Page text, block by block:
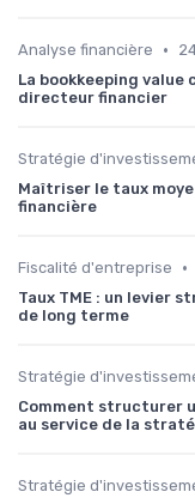
Analyse financière •
La bookkeeping
directeur financier
Stratégie
Maîtriser le taux
financière
Fiscalité d'entreprise •
Taux TME : un levier
de long terme
Stratégie
Comment structurer
au service de la
Stratégie